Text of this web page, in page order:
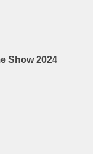
Show 2024